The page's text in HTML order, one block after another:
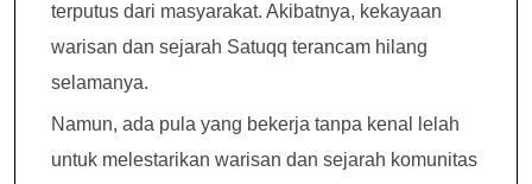
terputus dari masyarakat. Akibatnya, kekayaan
warisan dan sejarah Satuqq terancam hilang
selamanya.
Namun, ada pula yang bekerja tanpa kenal lelah
untuk melestarikan warisan dan sejarah komunitas